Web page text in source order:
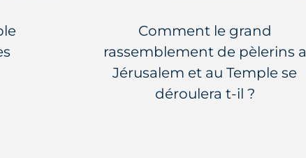
Comment le grand
rassemblement de pèlerins a
Jérusalem et au Temple se
déroulera t-il ?